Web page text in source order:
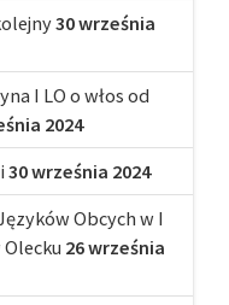
30 września
I LO o włos od
2024
30 września 2024
Obcych w I
26 września